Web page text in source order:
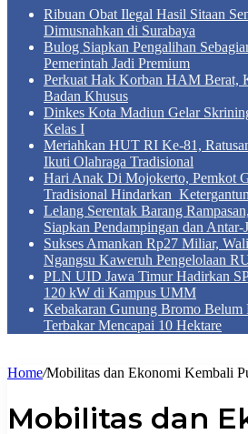
Ribuan Obat Ilegal Hasil Sitaan
Dimusnahkan di Surabaya
Bulog Siapkan Pengalihan
Pemerintah Jadi Premium
Perkuat Hak Korban HAM Berat,
Badan Khusus
Dinkes Kota Madiun Gelar
Kelas I
Meriahkan HUT RI Ke-81,
Ikuti Olahraga Tradisional
Hari Anak Di Mojokerto, Pemkot
Tradisional Hindarkan
Lelang Serentak Barang
Siapkan Pendampingan dan
Sukses Amankan Rp27 Miliar,
Ngangsu Kaweruh Pengelolaan
PLN UID Jawa Timur Hadirkan
120 kW di Kampus UMM
Kebakaran Gunung Bromo Belum
Terbakar Mencapai 10 Hektare
Home/Mobilitas dan Ekonomi Kembali
Mobilitas dan